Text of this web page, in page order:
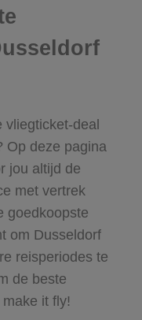
vliegticket-deal
Op deze pagina
jou altijd de
met vertrek
goedkoopste
om Dusseldorf
reisperiodes te
de beste
it fly!